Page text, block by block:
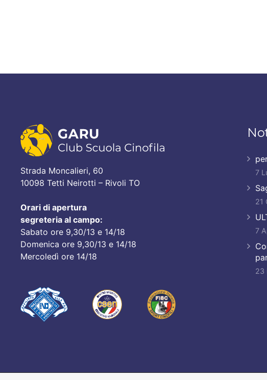
Strada Moncalieri, 60
10098 Tetti Neirotti – Rivoli TO
Orari di apertura
segreteria al campo:
Sabato ore 9,30/13 e 14/18
Domenica ore 9,30/13 e 14/18
Mercoledì ore 14/18
7
21
7
23